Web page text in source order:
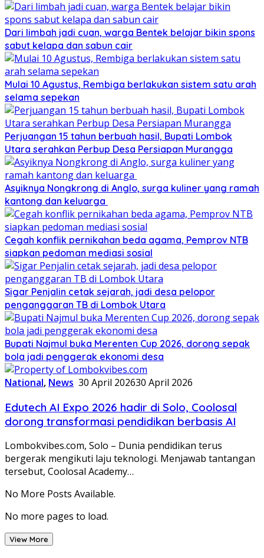
Dari limbah jadi cuan, warga Bentek belajar bikin spons
sabut kelapa dan sabun cair
Mulai 10 Agustus, Rembiga berlakukan sistem satu arah
selama sepekan
Perjuangan 15 tahun berbuah hasil, Bupati Lombok
Utara serahkan Perbup Desa Persiapan Murangga
Asyiknya Nongkrong di Anglo, surga kuliner yang ramah
kantong dan keluarga
Cegah konflik pernikahan beda agama, Pemprov NTB
siapkan pedoman mediasi sosial
Sigar Penjalin cetak sejarah, jadi desa pelopor
penganggaran TB di Lombok Utara
Bupati Najmul buka Merenten Cup 2026, dorong sepak
bola jadi penggerak ekonomi desa
National, News 30 April 202630 April 2026
Edutech AI Expo 2026 hadir di Solo, Coolosal
dorong transformasi pendidikan berbasis AI
Lombokvibes.com, Solo – Dunia pendidikan terus
bergerak mengikuti laju teknologi. Menjawab tantangan
tersebut, Coolosal Academy…
No More Posts Available.
No more pages to load.
View More